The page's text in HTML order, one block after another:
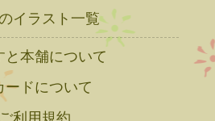
イラスト一覧
と本舗について
ードについて
ご利用規約